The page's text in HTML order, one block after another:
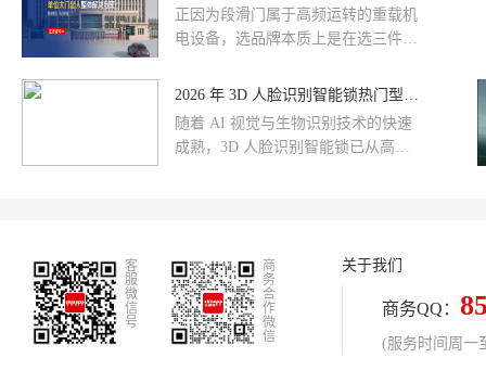
解如何选到真正安全的入户门锁。
择。
正因为段滑门属于高频运转的重载机
电设备，选品牌本质上是在选三件
随叫随到。便宜的组装厂用两年就变
然丝滑——差距就在这。
2026 年 3D 人脸识别智能锁热门型号全解析：技术迭代与选购指南
随着 AI 视觉与生物识别技术的快速
成熟，3D 人脸识别智能锁已从高端
档位，帮助不同需求的用户找到适配
方案。
客
服
微
信
号
商
务
合
作
微
信
关于我们
商务QQ：
(服务时间周一